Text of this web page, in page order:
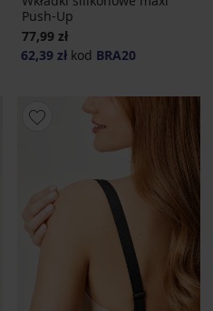
Push-Up
77,99 zł
62,39 zł kod BRA20